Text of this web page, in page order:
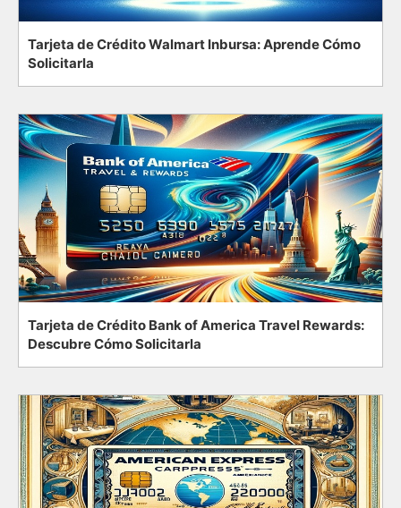
Tarjeta de Crédito Walmart Inbursa: Aprende Cómo
Solicitarla
Tarjeta de Crédito Bank of America Travel Rewards:
Descubre Cómo Solicitarla